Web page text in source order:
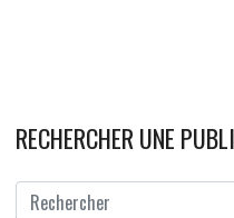
RECHERCHER UNE